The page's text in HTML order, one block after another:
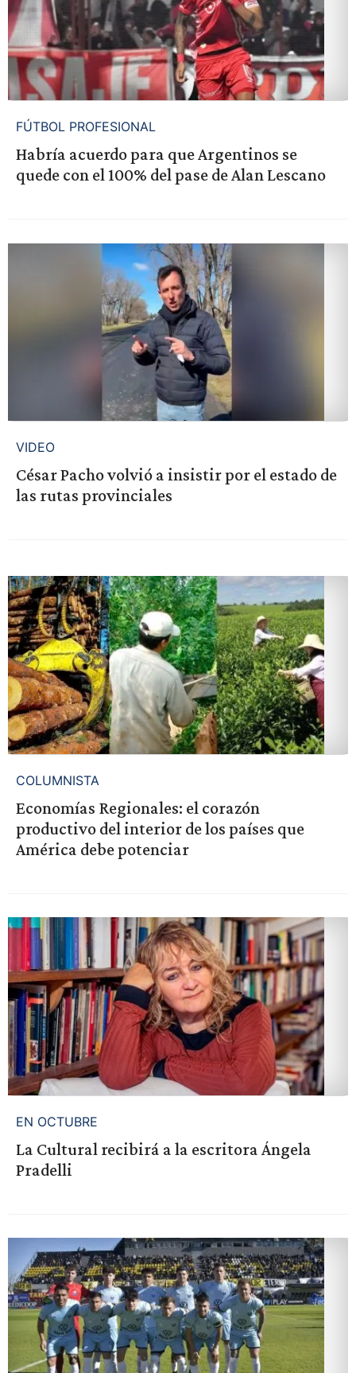
FÚTBOL PROFESIONAL
Habría acuerdo para que Argentinos se
quede con el 100% del pase de Alan Lescano
VIDEO
César Pacho volvió a insistir por el estado de
las rutas provinciales
COLUMNISTA
Economías Regionales: el corazón
productivo del interior de los países que
América debe potenciar
EN OCTUBRE
La Cultural recibirá a la escritora Ángela
Pradelli